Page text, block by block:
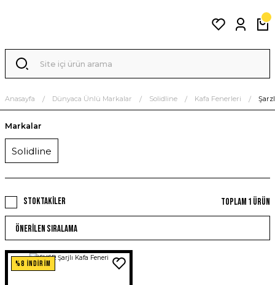
Anasayfa Dünyaca Ünlü Markalar Solidline Kafa Fenerleri
Markalar
Solidline
Stoktakiler Toplam 1 ürün
%8 İNDİRİM